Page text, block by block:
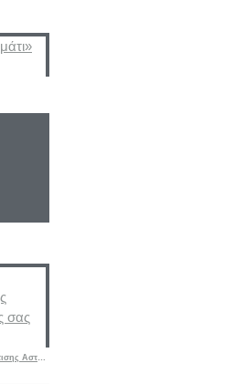
Διακοσμητική μπομπονιέρα βάπτισης Αστέρι με ετικέτα δικής σας επιλογής